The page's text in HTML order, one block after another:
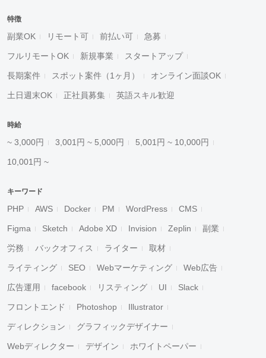
特徴
副業OK リモート可 前払い可 急募
フルリモートOK 新規事業 スタートアップ
長期案件 スポット案件（1ヶ月） オンライン面談OK
土日週末OK 正社員募集 英語スキル歓迎
時給
~ 3,000円 3,001円 ~ 5,000円 5,001円 ~ 10,000円
10,001円 ~
キーワード
PHP AWS Docker PM WordPress CMS
Figma Sketch Adobe XD Invision Zeplin 副業
労務 バックオフィス ライター 取材
ライティング SEO Webマーケティング Web広告
広告運用 facebook リスティング UI Slack
フロントエンド Photoshop Illustrator
ディレクション グラフィックデザイナー
Webディレクター デザイン ホワイトペーパー